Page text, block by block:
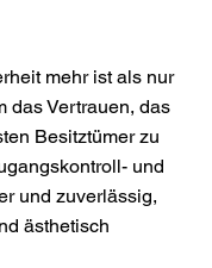
mehr ist als nur
das Vertrauen, das
Besitztümer zu
und
und zuverlässig,
ästhetisch